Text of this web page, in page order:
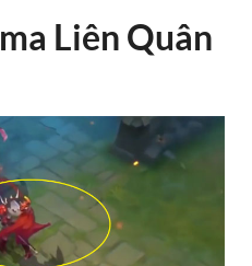
Liên Quân